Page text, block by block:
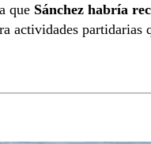
que Sánchez habría
actividades